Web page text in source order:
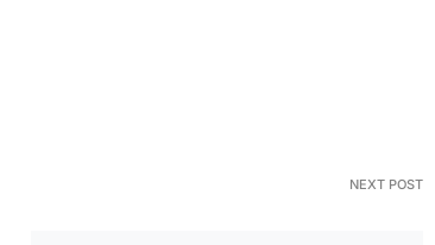
NEXT POST